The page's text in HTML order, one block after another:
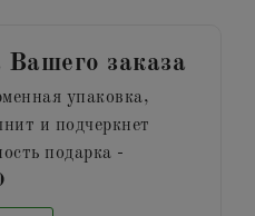
заказа
упаковка,
и подчеркнет
подарка -